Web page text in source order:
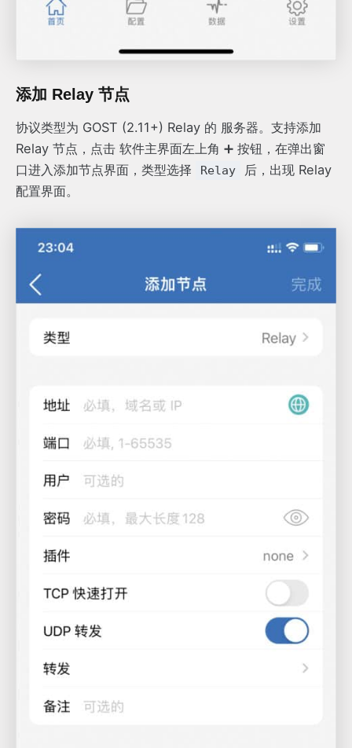
添加 Relay 节点
协议类型为 GOST (2.11+) Relay 的 服务器。支持添加
Relay 节点，点击 软件主界面左上角 ➕ 按钮，在弹出窗
口进入添加节点界面，类型选择
Relay
后，出现 Relay
配置界面。